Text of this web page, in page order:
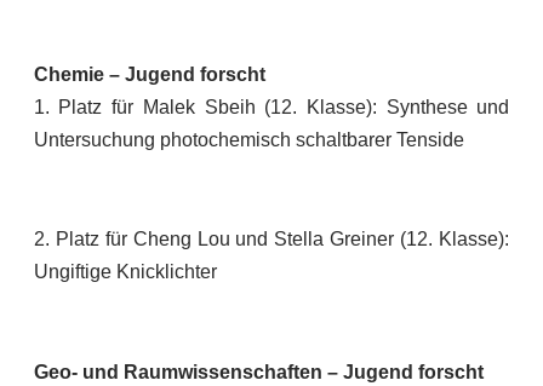
Chemie – Jugend forscht
1. Platz für Malek Sbeih (12. Klasse): Synthese und
Untersuchung photochemisch schaltbarer Tenside
2. Platz für Cheng Lou und Stella Greiner (12. Klasse):
Ungiftige Knicklichter
Geo- und Raumwissenschaften – Jugend forscht